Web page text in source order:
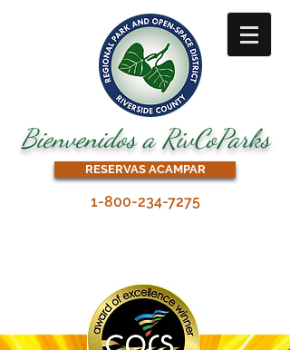
Bienvenidos a RivCoParks
RESERVAS ACAMPAR
1-800-234-7275